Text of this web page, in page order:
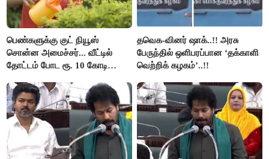
பெண்களுக்கு குட் நியூஸ்
சொன்ன அமைச்சர்... வீட்டில்
தோட்டம் போட ரூ. 10 கோடி
தவெக-வினர் ஷாக்..!! அரசு
பேருந்தில் ஒளிபரப்பான ‘தக்காளி
வெற்றிக் கழகம்’..!!